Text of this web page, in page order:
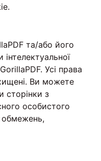
та/або його
Усі права
Ви можете
сторінки з
особистого
обмежень,